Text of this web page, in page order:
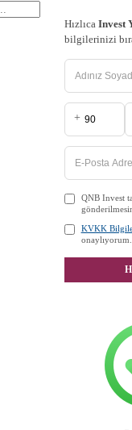
Hızlıca Invest
bilgilerinizi
+
QNB Invest
KVKK
onaylıyorum.